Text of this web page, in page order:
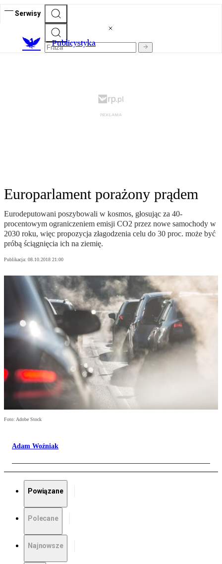
Serwisy
Publicystyka
Europarlament porażony prądem
Eurodeputowani poszybowali w kosmos, głosując za 40-
procentowym ograniczeniem emisji CO2 przez nowe samochody w
2030 roku, więc propozycja złagodzenia celu do 30 proc. może być
próbą ściągnięcia ich na ziemię.
Publikacja: 08.10.2018 21:00
Foto: Adobe Stock
Adam Woźniak
Powiązane
Polecane
Najnowsze